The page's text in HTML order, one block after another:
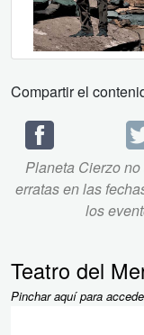
Compartir el
Planeta Cierzo
erratas en las
los
Teatro del
Pinchar aquí para